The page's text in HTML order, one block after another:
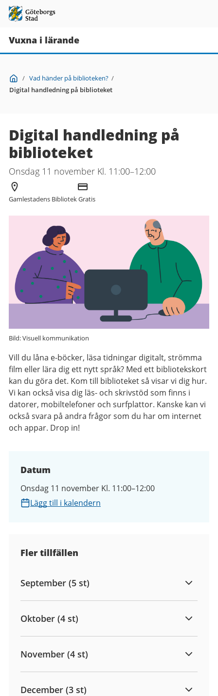
Vuxna i lärande
Du
är
Start
/ Vad händer på biblioteken? /
Digital handledning på biblioteket
Digital handledning på
biblioteket
Onsdag 11 november Kl. 11:00–12:00
Arrangör
Gamlestadens Bibliotek
Kostnad
Gratis
Bild: Visuell kommunikation
Vill du låna e-böcker, läsa tidningar digitalt, strömma
film eller lära dig ett nytt språk? Med ett bibliotekskort
kan du göra det. Kom till biblioteket så visar vi dig hur.
Vi kan också visa dig läs- och skrivstöd som finns i
datorer, mobiltelefoner och surfplattor. Kanske kan vi
också svara på andra frågor som du har om internet
och appar. Drop in!
Datum
Onsdag 11 november Kl. 11:00–12:00
Lägg till i kalendern
Fler tillfällen
September (5 st)
Oktober (4 st)
November (4 st)
December (3 st)